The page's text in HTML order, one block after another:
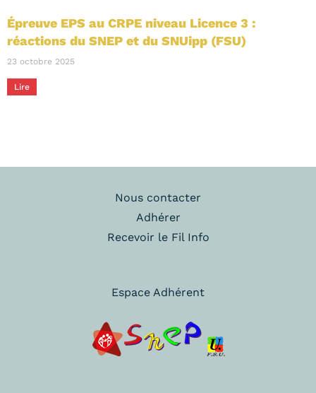
Épreuve EPS au CRPE niveau Licence 3 :
réactions du SNEP et du SNUipp (FSU)
23 octobre 2025
Lire
Nous contacter
Adhérer
Recevoir le Fil Info
Espace Adhérent